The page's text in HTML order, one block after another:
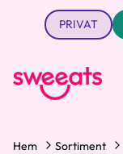
PRIVAT
Hem Sortiment